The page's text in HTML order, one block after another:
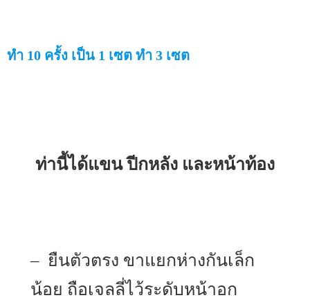
ทำ 10 ครั้ง เป็น 1 เซต ทำ 3 เซต
ท่านี้ได้แขน ปีกหลัง และหน้าท้อง
– ยืนตัวตรง ขาแยกห่างกันเล็ก
น้อย ถือเจลลี่ไว้ระดับหน้าอก